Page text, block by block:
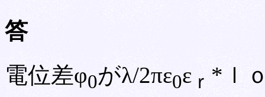
答
電位差φ0がλ/2πε0ε ｒ*ｌ